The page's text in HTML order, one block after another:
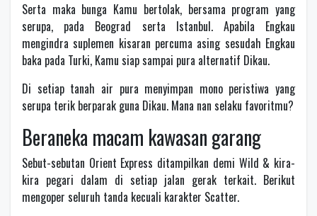
Serta maka bunga Kamu bertolak, bersama program yang
serupa, pada Beograd serta Istanbul. Apabila Engkau
mengindra suplemen kisaran percuma asing sesudah Engkau
baka pada Turki, Kamu siap sampai pura alternatif Dikau.
Di setiap tanah air pura menyimpan mono peristiwa yang
serupa terik berparak guna Dikau. Mana nan selaku favoritmu?
Beraneka macam kawasan garang
Sebut-sebutan Orient Express ditampilkan demi Wild & kira-
kira pegari dalam di setiap jalan gerak terkait. Berikut
mengoper seluruh tanda kecuali karakter Scatter.